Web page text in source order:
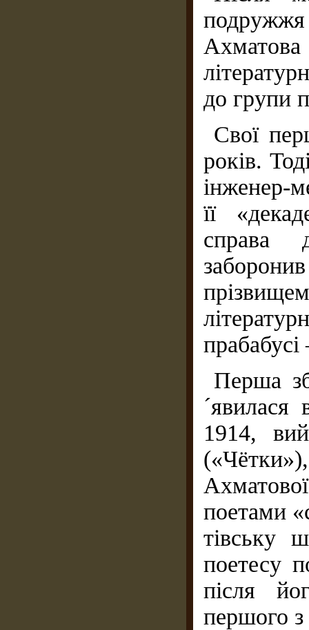
до групи
Свої
років.
інженер-
її
справа
Перша
1914,
поетами
тівську
поетесу
після
першого з